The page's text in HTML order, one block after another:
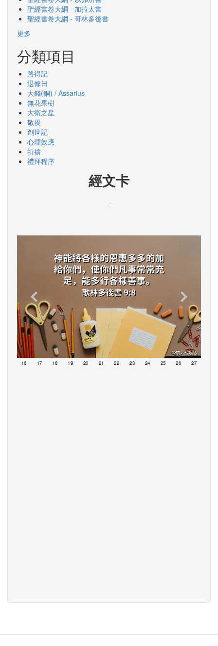
聖經書卷大綱 - 加拉太書
聖經書卷大綱 - 哥林多後書
更多
分類項目
路得記
退修日
大錢(銅) / Assarius
無花果樹
大衛之星
敬畏
創世記
心理效應
祈禱
禮拜程序
經文卡
-
16 17 18 19 20 21 22 23 24 25 26 27